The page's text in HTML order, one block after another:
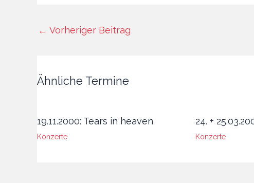
← Vorheriger Beitrag
Ähnliche Termine
19.11.2000: Tears in heaven
Konzerte
24. +
Konzerte